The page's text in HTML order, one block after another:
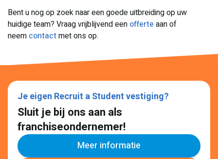
Bent u nog op zoek naar een goede uitbreiding op uw
huidige team? Vraag vrijblijvend een offerte aan of
neem contactmet ons op.
Je eigen Recruit a Student vestiging?
Sluit je bij ons aan als
franchiseondernemer!
Meer informatie